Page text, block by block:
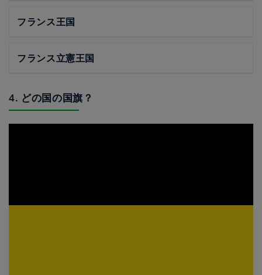
フランス王国
フランス立憲王国
4. どの国の国旗？